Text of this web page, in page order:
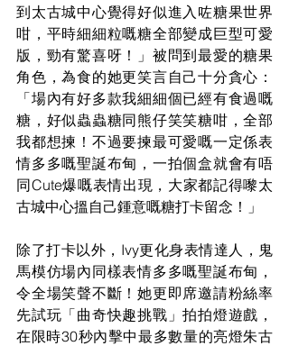
到太古城中心覺得好似進入咗糖果世界
咁，平時細細粒嘅糖全部變成巨型可愛
版，勁有驚喜呀！」被問到最愛的糖果
角色，為食的她更笑言自己十分貪心：
「場內有好多款我細細個已經有食過嘅
糖，好似蟲蟲糖同熊仔笑笑糖咁，全部
我都想揀！不過要揀最可愛嘅一定係表
情多多嘅聖誕布甸，一拍個盒就會有唔
同Cute爆嘅表情出現，大家都記得嚟太
古城中心搵自己鍾意嘅糖打卡留念！」
除了打卡以外，Ivy更化身表情達人，鬼
馬模仿場內同樣表情多多嘅聖誕布甸，
令全場笑聲不斷！她更即席邀請粉絲率
先試玩「曲奇快趣挑戰」拍拍燈遊戲，
在限時30秒內擊中最多數量的亮燈朱古